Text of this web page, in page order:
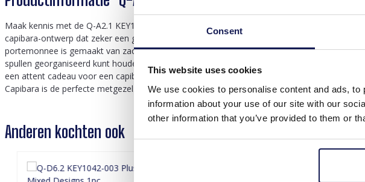
Consent
This website uses cookies
We use cookies to personalise content and ads,
information about your use of our site with our
other information that you’ve provided to them or
Maak kennis met de Q-A2.1 KEY1042-002 Pluche Portemonnee Capibara, een prachtig
capibara-ontwerp dat zeker een glimlach op je gezicht tovert. Elke portemonnee heeft
portemonnee is gemaakt van zachte, hoogwaardige materialen en is niet alleen schattig,
spullen georganiseerd kunt houden en tegelijkertijd uw liefde voor dit geliefde dier kunt
een attent cadeau voor een capibara-liefhebber. Of je nu op pad gaat voor een casual
Capibara is de perfecte metgezel. Omarm de speelse geest van dit charmante ontwerp en
Anderen kochten ook